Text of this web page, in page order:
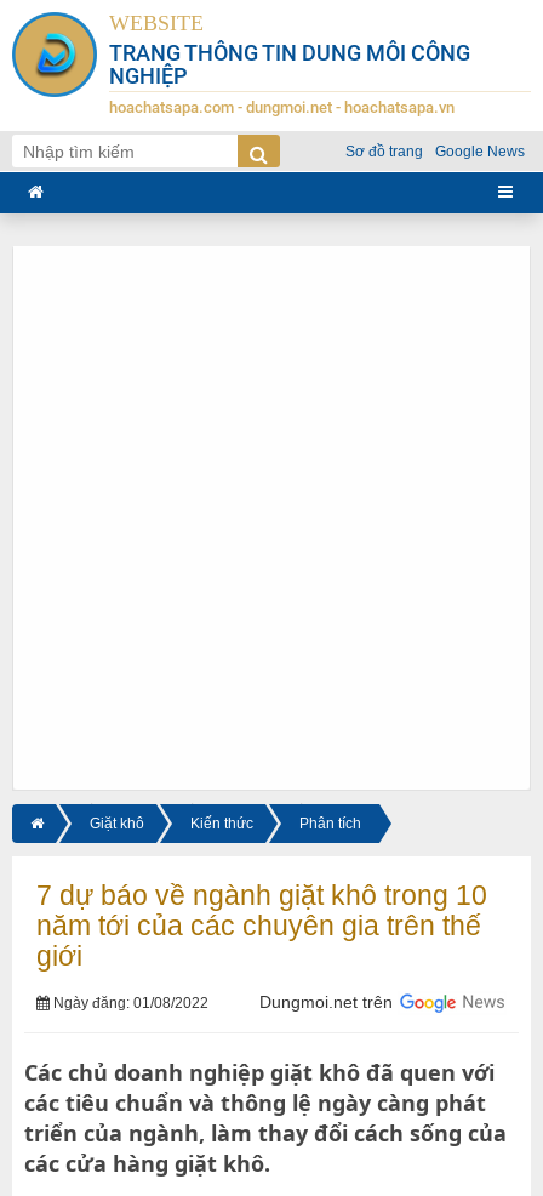
WEBSITE
TRANG THÔNG TIN DUNG MÔI CÔNG
NGHIỆP
hoachatsapa.com - dungmoi.net - hoachatsapa.vn
Sơ đồ trang Google News
Giặt khô Kiến thức Phân tích
7 dự báo về ngành giặt khô trong 10
năm tới của các chuyên gia trên thế
giới
Ngày đăng: 01/08/2022 Dungmoi.net trên
Các chủ doanh nghiệp giặt khô đã quen với
các tiêu chuẩn và thông lệ ngày càng phát
triển của ngành, làm thay đổi cách sống của
các cửa hàng giặt khô.